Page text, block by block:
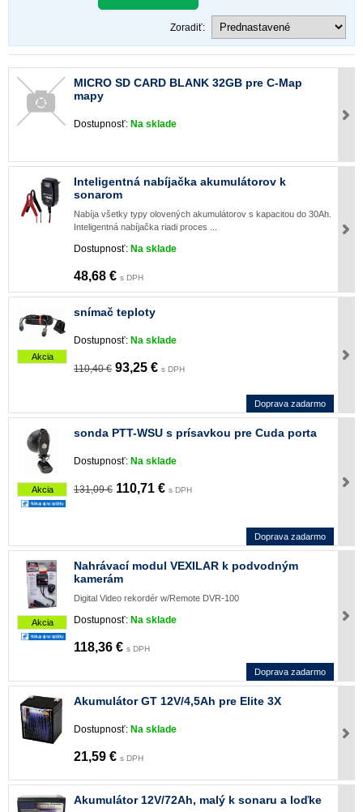
Zoradiť:
MICRO SD CARD BLANK 32GB pre C-Map
mapy
Dostupnosť: Na sklade
Inteligentná nabíjačka akumulátorov k
sonarom
Nabíja všetky typy olovených akumulátorov s kapacitou do 30Ah.
Inteligentná nabíjačka riadi proces ...
Dostupnosť: Na sklade
48,68 € s DPH
Akcia
snímač teploty
Dostupnosť: Na sklade
110,40 € 93,25 € s DPH
Doprava zadarmo
Akcia
sonda PTT-WSU s prísavkou pre Cuda porta
Dostupnosť: Na sklade
131,09 € 110,71 € s DPH
Doprava zadarmo
Akcia
Nahrávací modul VEXILAR k podvodným
kamerám
Digital Video rekordér w/Remote DVR-100
Dostupnosť: Na sklade
118,36 € s DPH
Doprava zadarmo
Akumulátor GT 12V/4,5Ah pre Elite 3X
Dostupnosť: Na sklade
21,59 € s DPH
Akumulátor 12V/72Ah, malý k sonaru a loďke